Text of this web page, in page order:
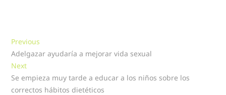
Navegación
de
entradas
Previous
post:
Adelgazar ayudaría a mejorar vida sexual
NextNext
post:
Se empieza muy tarde a educar a los niños sobre los
correctos hábitos dietéticos